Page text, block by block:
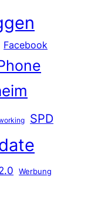
Facebook
SPD
Werbung